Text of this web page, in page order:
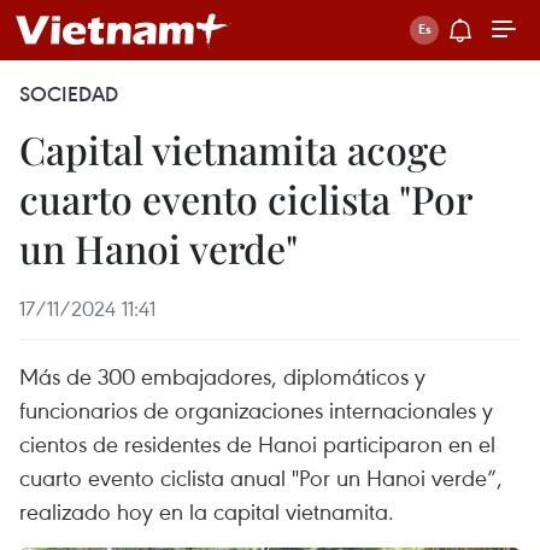
SOCIEDAD
Capital vietnamita acoge
cuarto evento ciclista "Por
un Hanoi verde"
17/11/2024 11:41
Más de 300 embajadores, diplomáticos y
funcionarios de organizaciones internacionales y
cientos de residentes de Hanoi participaron en el
cuarto evento ciclista anual "Por un Hanoi verde”,
realizado hoy en la capital vietnamita.